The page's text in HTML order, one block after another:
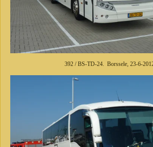
392 / BS-TD-24. Borssele, 23-6-